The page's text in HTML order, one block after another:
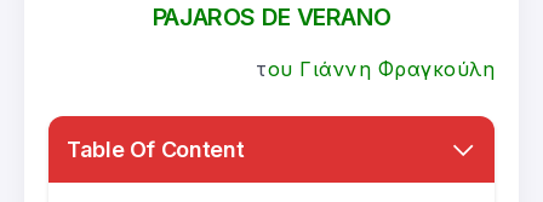
PAJAROS DE VERANO
του Γιάννη Φραγκούλη
Table Of Content